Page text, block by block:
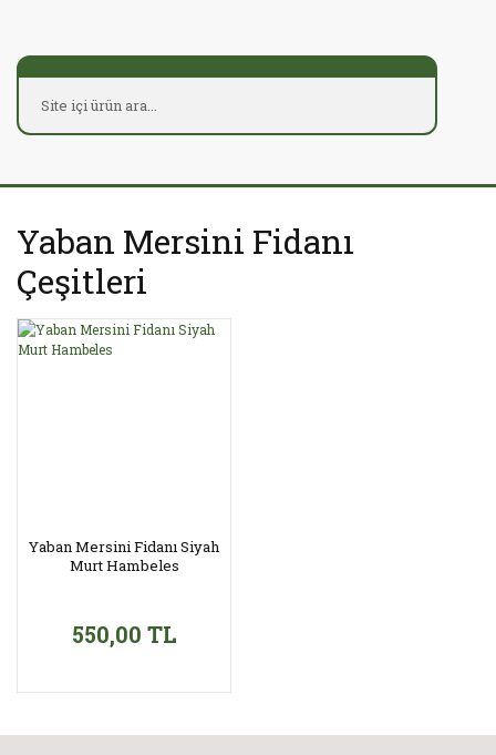
Yaban Mersini Fidanı
Çeşitleri
Yaban Mersini Fidanı Siyah
Murt Hambeles
550,00 TL